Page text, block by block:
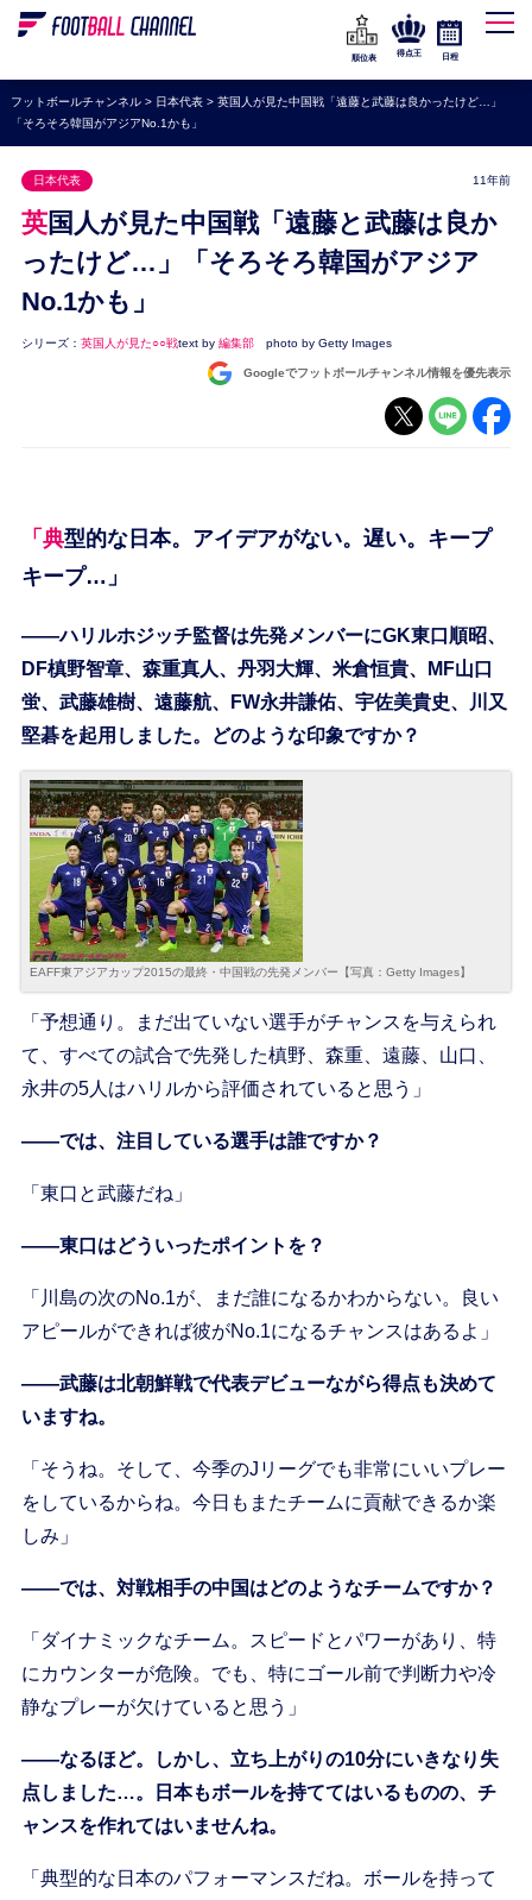
WEリーグ
海外サッカー
プレミアリーグ
セリエA
ブンデスリーガ
UEFA
ナショナルチーム
順位表
得点王 日程
フットボールチャンネル> 日本代表> 英国人が見た中国戦「遠藤と武藤は良かったけど…」
「そろそろ韓国がアジアNo.1かも」
日本代表 11年前
英国人が見た中国戦「遠藤と武藤は良か
ったけど…」「そろそろ韓国がアジア
No.1かも」
シリーズ： 英国人が見た○○戦text by 編集部 photo by Getty Images
Googleでフットボールチャンネル情報を優先表示
「典型的な日本。アイデアがない。遅い。キープ
キープ…」
――ハリルホジッチ監督は先発メンバーにGK東口順昭、
DF槙野智章、森重真人、丹羽大輝、米倉恒貴、MF山口
蛍、武藤雄樹、遠藤航、FW永井謙佑、宇佐美貴史、川又
堅碁を起用しました。どのような印象ですか？
EAFF東アジアカップ2015の最終・中国戦の先発メンバー【写真：Getty Images】
「予想通り。まだ出ていない選手がチャンスを与えられ
て、すべての試合で先発した槙野、森重、遠藤、山口、
永井の5人はハリルから評価されていると思う」
――では、注目している選手は誰ですか？
「東口と武藤だね」
――東口はどういったポイントを？
「川島の次のNo.1が、まだ誰になるかわからない。良い
アピールができれば彼がNo.1になるチャンスはあるよ」
――武藤は北朝鮮戦で代表デビューながら得点も決めて
いますね。
「そうね。そして、今季のJリーグでも非常にいいプレー
をしているからね。今日もまたチームに貢献できるか楽
しみ」
――では、対戦相手の中国はどのようなチームですか？
「ダイナミックなチーム。スピードとパワーがあり、特
にカウンターが危険。でも、特にゴール前で判断力や冷
静なプレーが欠けていると思う」
――なるほど。しかし、立ち上がりの10分にいきなり失
点しました…。日本もボールを持ててはいるものの、チ
ャンスを作れてはいませんね。
「典型的な日本のパフォーマンスだね。ボールを持って